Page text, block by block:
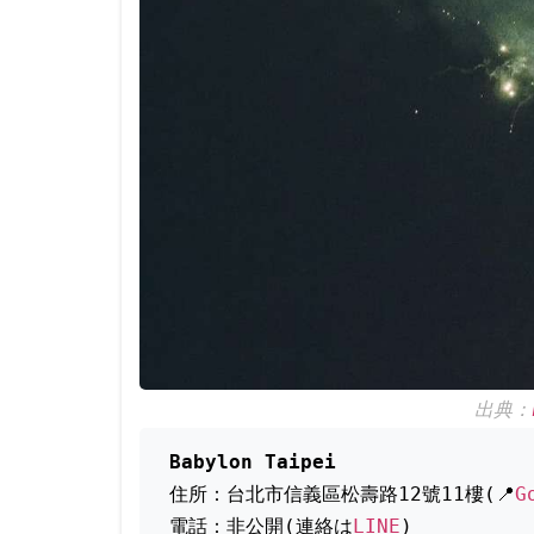
出典：
Babylon Taipei
住所：台北市信義區松壽路12號11樓(📍
電話：非公開(連絡はLINE )